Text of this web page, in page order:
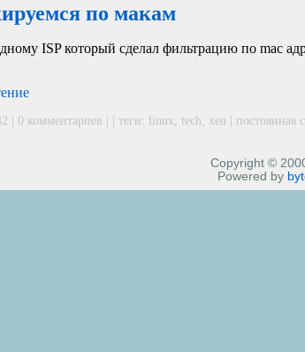
по макам
ISPкоторый сделал фильтрацию по mac
| 0 комментариев | | теги: linux, tech, xen | постоянная
Copyright ©
Powered by